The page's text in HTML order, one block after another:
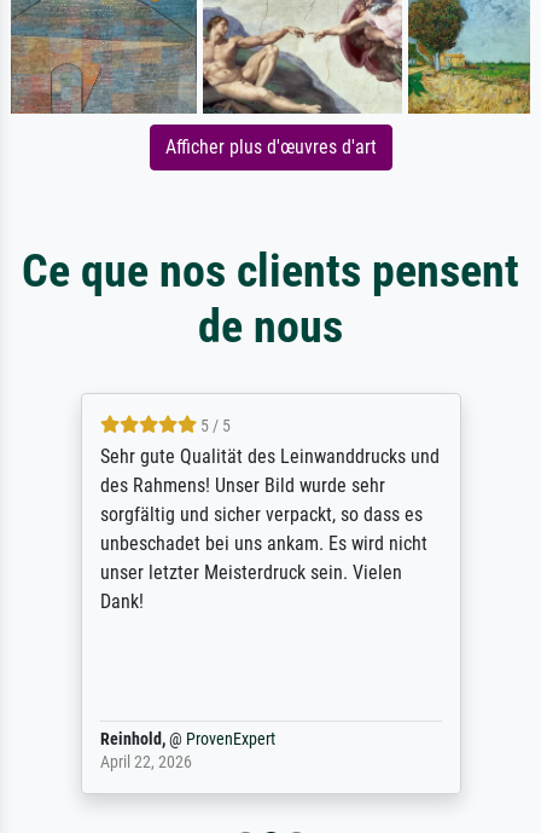
Afficher plus d'œuvres d'art
Ce que nos clients pensent
de nous
5 / 5
Sehr gute Qualität des Leinwanddrucks und
des Rahmens! Unser Bild wurde sehr
sorgfältig und sicher verpackt, so dass es
unbeschadet bei uns ankam. Es wird nicht
unser letzter Meisterdruck sein. Vielen
Dank!
Reinhold,@ ProvenExpert
April 22, 2026